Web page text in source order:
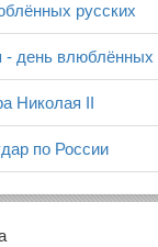
русских
день влюблённых
Николая II
по России